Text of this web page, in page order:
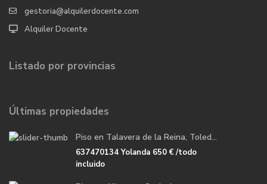
gestoria@alquilerdocente.com
Alquiler Docente
Listado por provincias
Últimas propiedades
Piso en Talavera de la Reina, Toled...
637470134 Yolanda 650 €/todo
incluido